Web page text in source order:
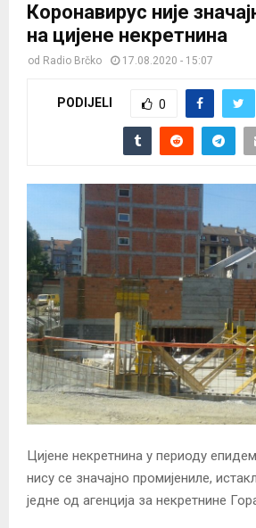
Коронавирус није
на цијене некретнина
od Radio Brčko 17.08.2020 - 15:07
PODIJELI 0
Цијене некретнина у периоду
нису се значајно промијениле,
једне од агенција за некретнине